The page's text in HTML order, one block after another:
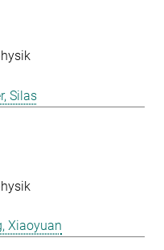
Silas
Xiaoyuan